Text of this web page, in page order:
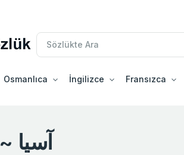
Osmanlıca İngilizce Fransızca
asya ~ آسيا